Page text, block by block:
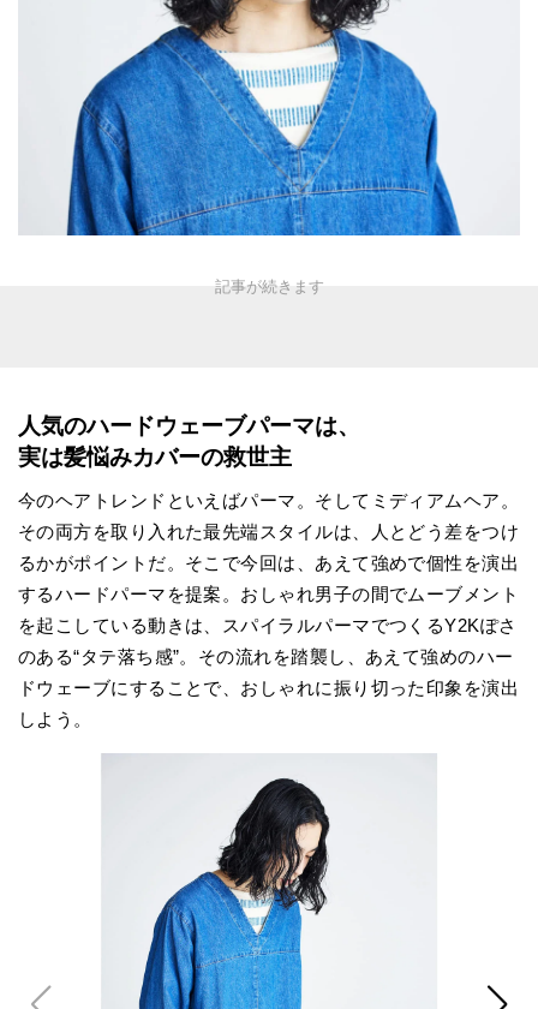
人気のハードウェーブパーマは、
実は髪悩みカバーの救世主
今のヘアトレンドといえばパーマ。そしてミディアムヘア。
その両方を取り入れた最先端スタイルは、人とどう差をつけ
るかがポイントだ。そこで今回は、あえて強めで個性を演出
するハードパーマを提案。おしゃれ男子の間でムーブメント
を起こしている動きは、スパイラルパーマでつくるY2Kぽさ
のある“タテ落ち感”。その流れを踏襲し、あえて強めのハー
ドウェーブにすることで、おしゃれに振り切った印象を演出
しよう。